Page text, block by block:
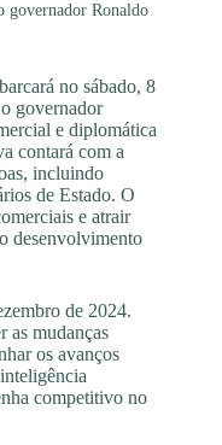
governador Ronaldo
no sábado, 8
governador
e diplomática
contará com a
incluindo
de Estado. O
e atrair
desenvolvimento
de 2024.
as mudanças
os avanços
competitivo no